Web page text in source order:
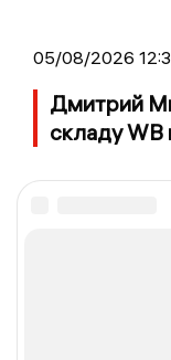
05/08/2026
Дмитрий
складу WB